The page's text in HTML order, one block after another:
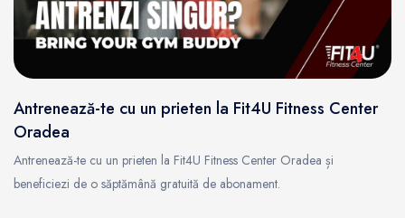
Antrenează-te cu un prieten la Fit4U Fitness Center
Oradea
Antrenează-te cu un prieten la Fit4U Fitness Center Oradea și
beneficiezi de o săptămână gratuită de abonament.